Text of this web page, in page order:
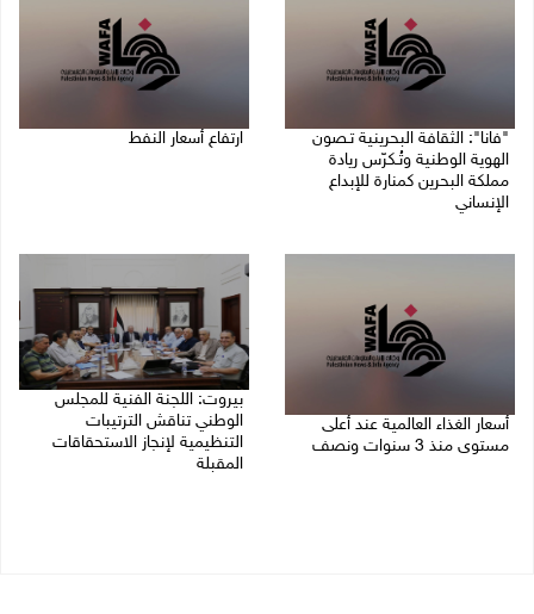
"فانا": الثقافة البحرينية تـصون
الهوية الوطنية وتُـكرّس ريادة
مملكة البحرين كمنارة للإبداع
الإنساني
ارتفاع أسعار النفط
أسعار الغذاء العالمية عند أعلى
مستوى منذ 3 سنوات ونصف
بيروت: اللجنة الفنية للمجلس
الوطني تناقش الترتيبات
التنظيمية لإنجاز الاستحقاقات
المقبلة